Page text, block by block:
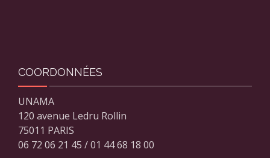
COORDONNÉES
UNAMA
120 avenue Ledru Rollin
75011 PARIS
06 72 06 21 45 / 01 44 68 18 00